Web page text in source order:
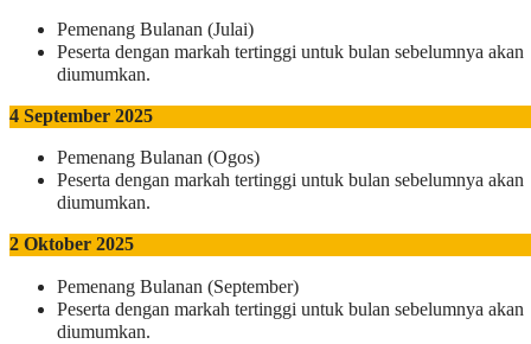
Pemenang Bulanan (Julai)
Peserta dengan markah tertinggi untuk bulan sebelumnya akan
diumumkan.
4 September 2025
Pemenang Bulanan (Ogos)
Peserta dengan markah tertinggi untuk bulan sebelumnya akan
diumumkan.
2 Oktober 2025
Pemenang Bulanan (September)
Peserta dengan markah tertinggi untuk bulan sebelumnya akan
diumumkan.